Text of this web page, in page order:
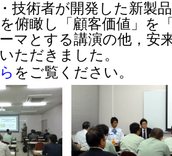
技術者が開発した新製
俯瞰し「顧客価値」を
マとする講演の他，安
ただきました。
をご覧ください。